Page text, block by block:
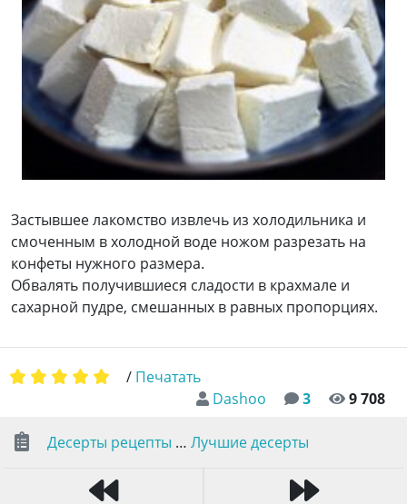
Застывшее лакомство извлечь из холодильника и
смоченным в холодной воде ножом разрезать на
конфеты нужного размера.
Обвалять получившиеся сладости в крахмале и
сахарной пудре, смешанных в равных пропорциях.
Dashoo 3 9 708
/ Печатать
Десерты рецепты … Лучшие десерты